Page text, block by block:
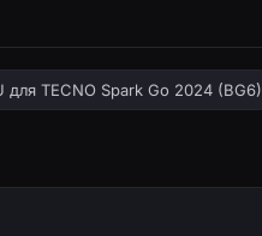
для TECNO Spark Go 2024 (BG6)